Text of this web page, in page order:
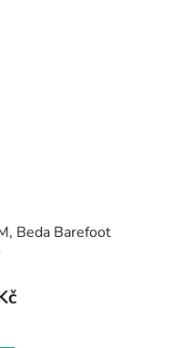
Beda Barefoot